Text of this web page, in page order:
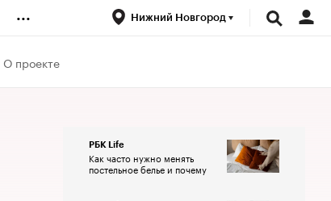
... Нижний Новгород
О проекте
РБК Life
Как часто нужно менять
постельное белье и почему